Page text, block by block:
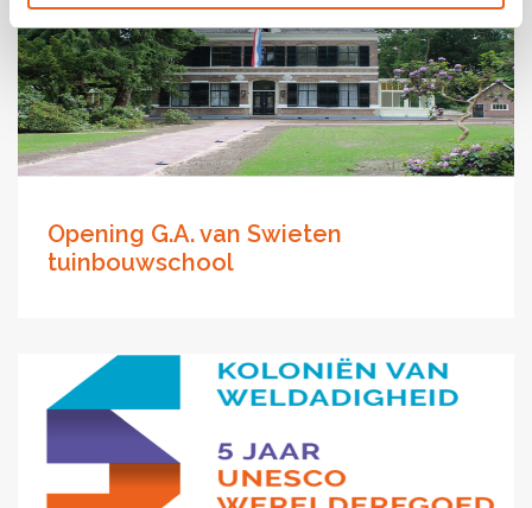
Opening G.A. van Swieten
tuinbouwschool